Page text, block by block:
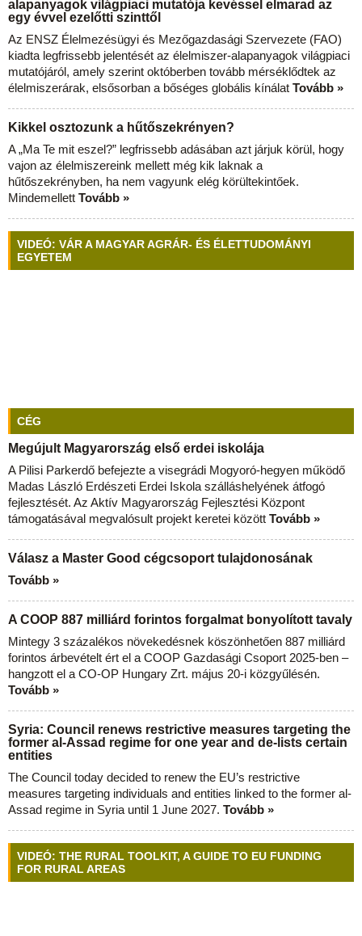
alapanyagok világpiaci mutatója kevéssel elmarad az
egy évvel ezelőtti szinttől
Az ENSZ Élelmezésügyi és Mezőgazdasági Szervezete (FAO)
kiadta legfrissebb jelentését az élelmiszer-alapanyagok világpiaci
mutatójáról, amely szerint októberben tovább mérséklődtek az
élelmiszerárak, elsősorban a bőséges globális kínálat Tovább »
Kikkel osztozunk a hűtőszekrényen?
A „Ma Te mit eszel?” legfrissebb adásában azt járjuk körül, hogy
vajon az élelmiszereink mellett még kik laknak a
hűtőszekrényben, ha nem vagyunk elég körültekintőek.
Mindemellett Tovább »
VIDEÓ: VÁR A MAGYAR AGRÁR- ÉS ÉLETTUDOMÁNYI
EGYETEM
CÉG
Megújult Magyarország első erdei iskolája
A Pilisi Parkerdő befejezte a visegrádi Mogyoró-hegyen működő
Madas László Erdészeti Erdei Iskola szálláshelyének átfogó
fejlesztését. Az Aktív Magyarország Fejlesztési Központ
támogatásával megvalósult projekt keretei között Tovább »
Válasz a Master Good cégcsoport tulajdonosának
Tovább »
A COOP 887 milliárd forintos forgalmat bonyolított tavaly
Mintegy 3 százalékos növekedésnek köszönhetően 887 milliárd
forintos árbevételt ért el a COOP Gazdasági Csoport 2025-ben –
hangzott el a CO-OP Hungary Zrt. május 20-i közgyűlésén.
Tovább »
Syria: Council renews restrictive measures targeting the
former al-Assad regime for one year and de-lists certain
entities
The Council today decided to renew the EU’s restrictive
measures targeting individuals and entities linked to the former al-
Assad regime in Syria until 1 June 2027. Tovább »
VIDEÓ: THE RURAL TOOLKIT, A GUIDE TO EU FUNDING
FOR RURAL AREAS